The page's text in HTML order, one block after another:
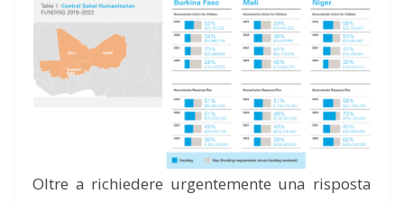
Oltre a richiedere urgentemente una risposta